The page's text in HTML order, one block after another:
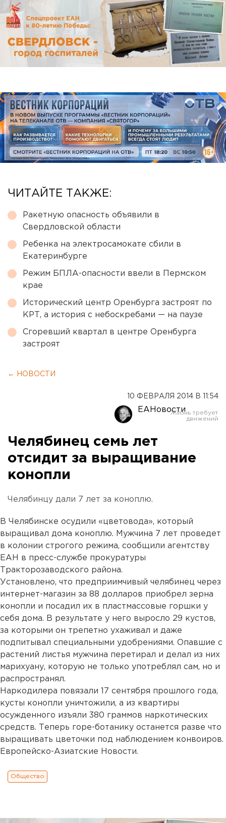
ЧИТАЙТЕ ТАКЖЕ:
Ракетную опасность объявили в
Свердловской области
Ребенка на электросамокате сбили в
Екатеринбурге
Режим БПЛА-опасности ввели в Пермском
крае
Исторический центр Оренбурга застроят по
КРТ, а история с небоскребами — на паузе
Сгоревший квартал в центре Оренбурга
застроят
← НОВОСТИ
10 ФЕВРАЛЯ 2014 В 11:54
ЕАНовости
Челябинец семь лет
отсидит за выращивание
конопли
Челябинцу дали 7 лет за коноплю.
В Челябинске осудили «цветовода», который
выращивал дома коноплю. Мужчина 7 лет проведет
в колонии строгого режима, сообщили агентству
ЕАН в пресс-службе прокуратуры
Тракторозаводского района.
Установлено, что предприимчивый челябинец через
интернет-магазин за 88 долларов приобрел зерна
конопли и посадил их в пластмассовые горшки у
себя дома. В результате у него выросло 29 кустов,
за которыми он трепетно ухаживал и даже
подпитывал специальными удобрениями. Опавшие с
растений листья мужчина перетирал и делал из них
марихуану, которую не только употреблял сам, но и
распространял.
Наркодилера повязали 17 сентября прошлого года,
кусты конопли уничтожили, а из квартиры
осужденного изъяли 380 граммов наркотических
средств. Теперь горе-ботанику останется разве что
выращивать цветочки под наблюдением конвоиров.
Европейско-Азиатские Новости.
Общество